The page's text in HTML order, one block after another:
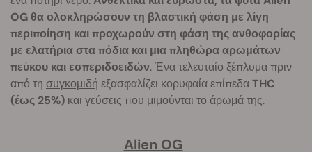
OG θα ολοκληρώσουν τη βλαστική φάση με λίγη
περιποίηση και προχωρούν στη φάση της ανθοφορίας
με ελατήρια στα πόδια και μια πληθώρα αρωμάτων
πεύκου και εσπεριδοειδών. Ένα τελευταίο ξέπλυμα πριν
από τη συγκομιδή εξασφαλίζει κορυφαία επίπεδαTHC
(έως 25%) και γεύσεις που μιμούνται το άρωμά της.
Alien OG